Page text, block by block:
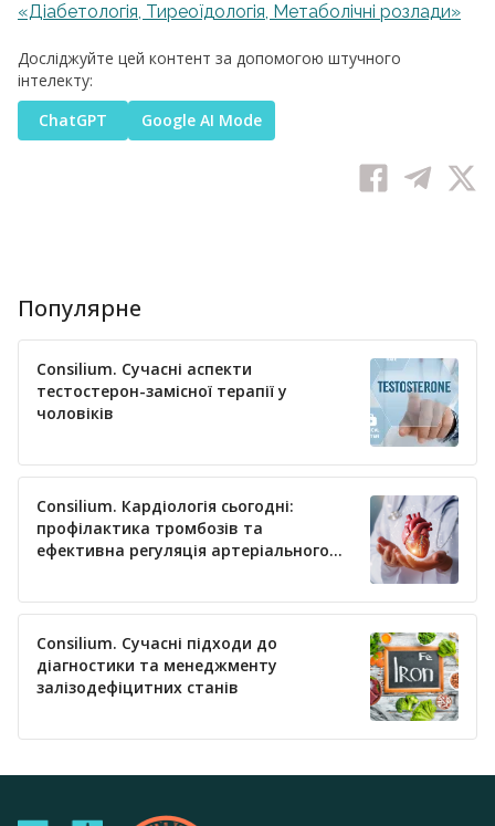
«Діабетологія, Тиреоїдологія, Метаболічні розлади»
Досліджуйте цей контент за допомогою штучного
інтелекту:
ChatGPT
Google AI Mode
Популярне
Consilium. Сучасні аспекти
тестостерон-замісної терапії у
чоловіків
Consilium. Кардіологія сьогодні:
профілактика тромбозів та
ефективна регуляція артеріального
Consilium. Сучасні підходи до
діагностики та менеджменту
залізодефіцитних станів